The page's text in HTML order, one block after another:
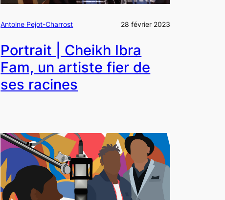
Antoine Pejot-Charrost 28 février 2023
Portrait | Cheikh Ibra
Fam, un artiste fier de
ses racines